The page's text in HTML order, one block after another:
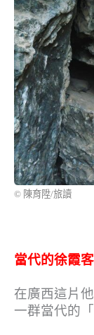
© 陳育陞/旅讀
當代的徐霞
在廣西這片
一群當代的